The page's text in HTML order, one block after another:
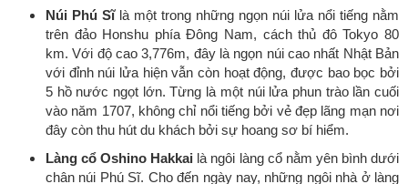
Núi Phú Sĩlà một trong những ngọn núi lửa nổi tiếng nằm
trên đảo Honshu phía Đông Nam, cách thủ đô Tokyo 80
km. Với độ cao 3,776m, đây là ngọn núi cao nhất Nhật Bản
với đỉnh núi lửa hiện vẫn còn hoạt động, được bao bọc bởi
5 hồ nước ngọt lớn. Từng là một núi lửa phun trào lần cuối
vào năm 1707, không chỉ nổi tiếng bởi vẻ đẹp lãng mạn nơi
đây còn thu hút du khách bởi sự hoang sơ bí hiểm.
Làng cổ Oshino Hakkai là ngôi làng cổ nằm yên bình dưới
chân núi Phú Sĩ. Cho đến ngày nay, những ngôi nhà ở làng